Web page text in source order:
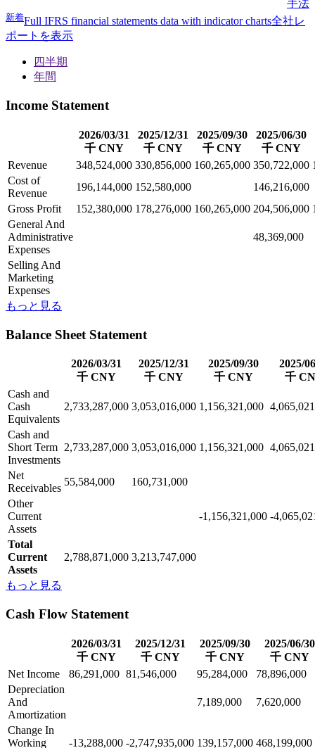
手法
新着Full IFRS financial statements data with indicator charts全社レ
ポートを表示
四半期
年間
Income Statement
2026/03/31
千 CNY
2025/12/31
千 CNY
2025/09/30
千 CNY
2025/06/30
千 CNY
Revenue
348,524,000 330,856,000 160,265,000 350,722,000
Cost of
Revenue
196,144,000 152,580,000
146,216,000
Gross Profit
152,380,000 178,276,000 160,265,000 204,506,000
General And
Administrative
Expenses
48,369,000
Selling And
Marketing
Expenses
もっと見る
Balance Sheet Statement
2026/03/31
千 CNY
2025/12/31
千 CNY
2025/09/30
千 CNY
2025/
千
Cash and
Cash
Equivalents
2,733,287,000 3,053,016,000 1,156,321,000
Cash and
Short Term
Investments
2,733,287,000 3,053,016,000 1,156,321,000
Net
Receivables
55,584,000
160,731,000
Other
Current
Assets
-1,156,321,000 -
Total
Current
Assets
2,788,871,000 3,213,747,000
もっと見る
Cash Flow Statement
2026/03/31
千 CNY
2025/12/31
千 CNY
2025/09/30
千 CNY
2025/06/30
千 CNY
Net Income
86,291,000 81,546,000 95,284,000
78,896,000
Depreciation
And
Amortization
7,189,000 7,620,000
Change In
Working
-13,288,000 -2,747,935,000 139,157,000 468,199,000